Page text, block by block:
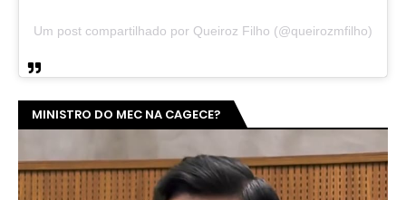
Um post compartilhado por Queiroz Filho (@queirozmfilho)
MINISTRO DO MEC NA CAGECE?